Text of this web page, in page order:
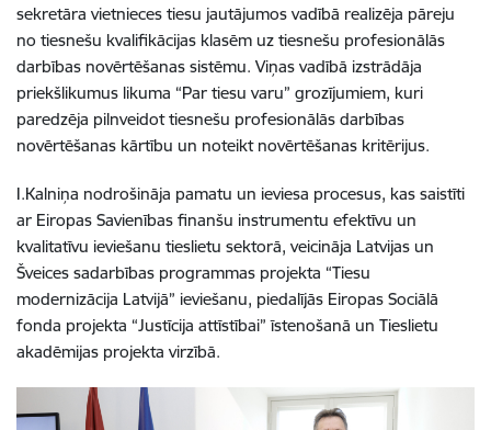
sekretāra vietnieces tiesu jautājumos vadībā realizēja pāreju
no tiesnešu kvalifikācijas klasēm uz tiesnešu profesionālās
darbības novērtēšanas sistēmu. Viņas vadībā izstrādāja
priekšlikumus likuma “Par tiesu varu” grozījumiem, kuri
paredzēja pilnveidot tiesnešu profesionālās darbības
novērtēšanas kārtību un noteikt novērtēšanas kritērijus.
I.Kalniņa nodrošināja pamatu un ieviesa procesus, kas saistīti
ar Eiropas Savienības finanšu instrumentu efektīvu un
kvalitatīvu ieviešanu tieslietu sektorā, veicināja Latvijas un
Šveices sadarbības programmas projekta “Tiesu
modernizācija Latvijā” ieviešanu, piedalījās Eiropas Sociālā
fonda projekta “Justīcija attīstībai” īstenošanā un Tieslietu
akadēmijas projekta virzībā.